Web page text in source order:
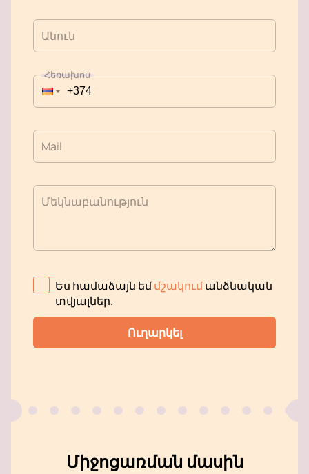
Անուն
Հեռախոս
Mail
Մեկնաբանություն
Ես համաձայն եմմշակումանձնական
տվյալներ.
Ուղարկել
Միջոցառման մասին